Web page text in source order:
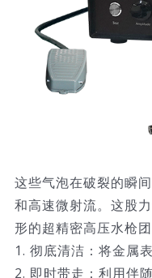
这些气泡在破裂的瞬
和高速微射流。这股
形的超精密高压水枪
1. 彻底清洁：将金属
2. 即时带走：利用伴